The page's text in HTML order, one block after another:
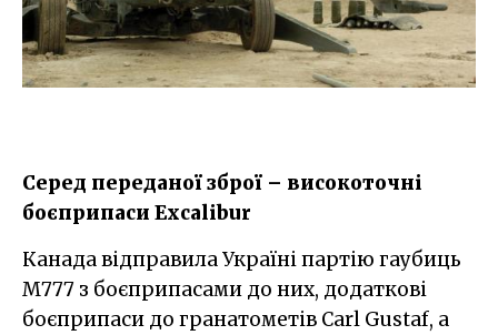
Серед переданої зброї – високоточні
боєприпаси Excalibur
Канада відправила Україні партію гаубиць
М777 з боєприпасами до них, додаткові
боєприпаси до гранатометів Carl Gustaf, а